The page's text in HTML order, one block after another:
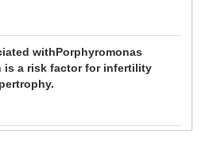
withPorphyromonas
a risk factor for infertility